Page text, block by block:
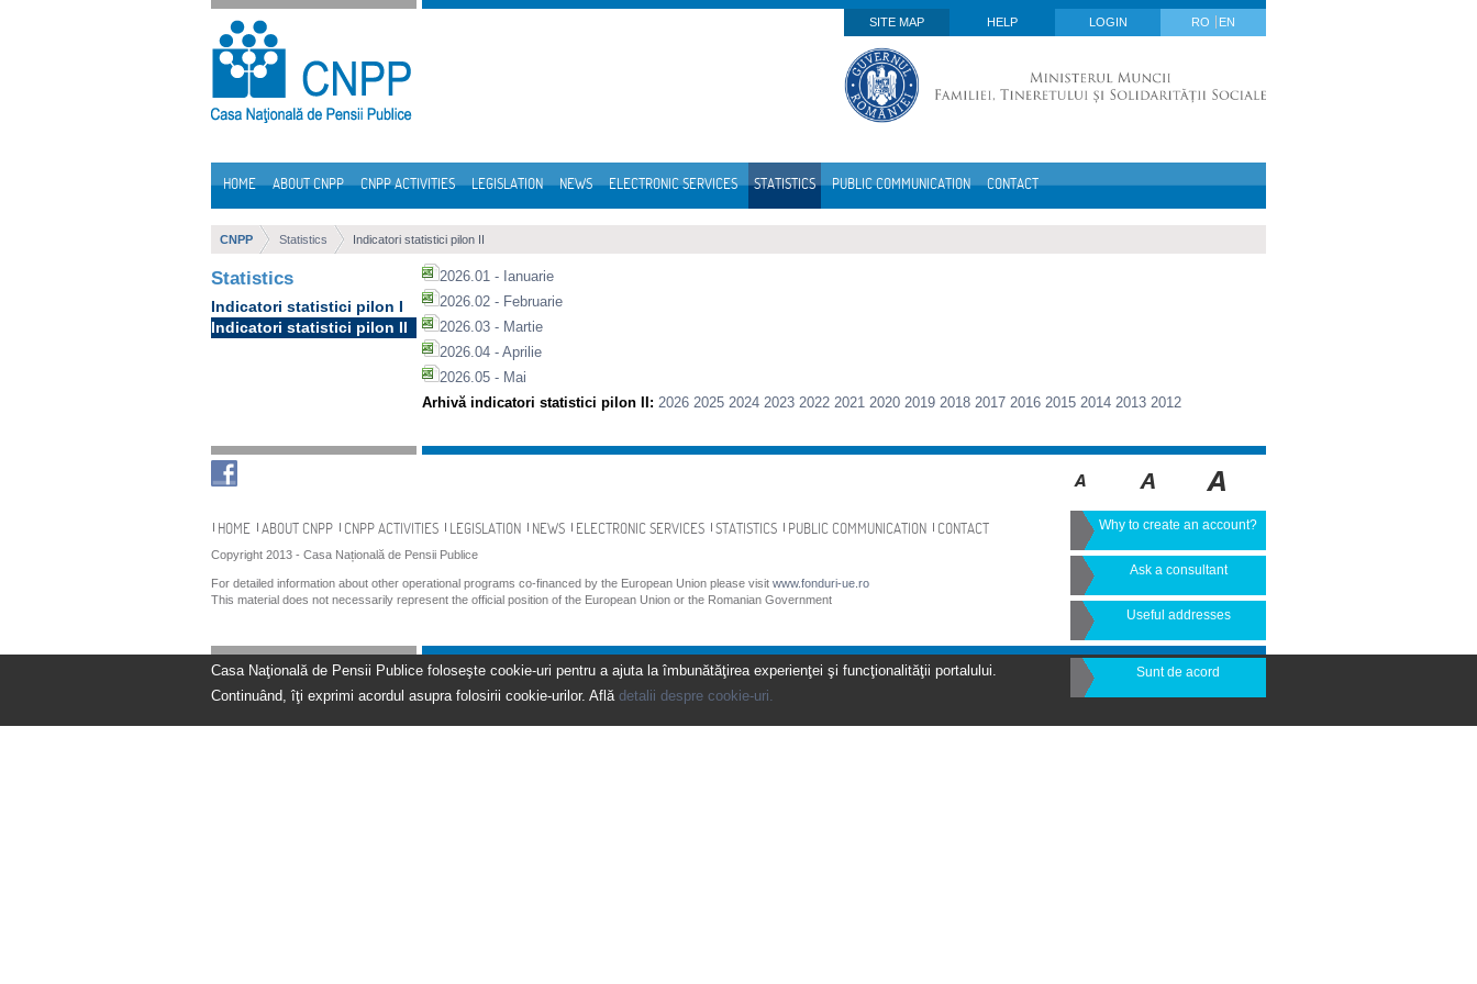
Skip to Content
SITE MAP
HELP LOGIN RO EN
HOME ABOUT CNPP CNPP ACTIVITIES LEGISLATION NEWS ELECTRONIC SERVICES STATISTICS PUBLIC COMMUNICATION CONTACT
CNPP Statistics Indicatori statistici pilon II
Statistics
Indicatori statistici pilon I
Indicatori statistici pilon II
2026.01 - Ianuarie
2026.02 - Februarie
2026.03 - Martie
2026.04 - Aprilie
2026.05 - Mai
Arhivă indicatori statistici pilon II: 2026 2025 2024 2023 2022 2021 2020 2019 2018 2017 2016 2015 2014 2013 2012
Navigation
HOME ABOUT CNPP CNPP ACTIVITIES LEGISLATION NEWS ELECTRONIC SERVICES STATISTICS PUBLIC COMMUNICATION CONTACT
Copyright 2013 - Casa Națională de Pensii Publice
For detailed information about other operational programs co-financed by the European Union please visit www.fonduri-ue.ro
This material does not necessarily represent the official position of the European Union or the Romanian Government
Why to create an account?
Ask a consultant
Useful addresses
Casa Naţională de Pensii Publice foloseşte cookie-uri pentru a ajuta la îmbunătăţirea experienţei şi funcţionalităţii portalului.
Continuând, îţi exprimi acordul asupra folosirii cookie-urilor. Află detalii despre cookie-uri.
Sunt de acord